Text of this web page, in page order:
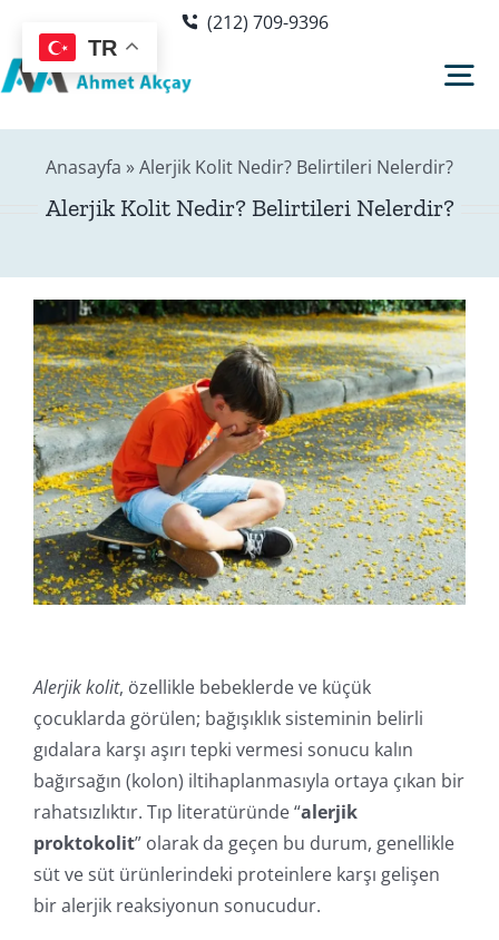
content
(212) 709-9396
Hakkımda
Blog
Editör
İletişim
Online İşlemler
Anasayfa »Alerjik Kolit Nedir? Belirtileri Nelerdir?
Alerjik Kolit Nedir? Belirtileri Nelerdir?
Alerjik kolit, özellikle bebeklerde ve küçük
çocuklarda görülen; bağışıklık sisteminin belirli
gıdalara karşı aşırı tepki vermesi sonucu kalın
bağırsağın (kolon) iltihaplanmasıyla ortaya çıkan bir
rahatsızlıktır. Tıp literatüründe “alerjik
proktokolit” olarak da geçen bu durum, genellikle
süt ve süt ürünlerindeki proteinlere karşı gelişen
bir alerjik reaksiyonun sonucudur.
TR